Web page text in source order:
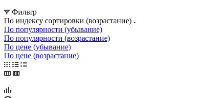
Фильтр
По индексу сортировки (возрастание)
По популярности (убывание)
По популярности (возрастание)
По цене (убывание)
По цене (возрастание)